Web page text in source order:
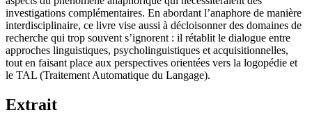
investigations complémentaires. En abordant l’anaphore de manière
interdisciplinaire, ce livre vise aussi à décloisonner des domaines de
recherche qui trop souvent s’ignorent : il rétablit le dialogue entre
approches linguistiques, psycholinguistiques et acquisitionnelles,
tout en faisant place aux perspectives orientées vers la logopédie et
le TAL (Traitement Automatique du Langage).
Extrait